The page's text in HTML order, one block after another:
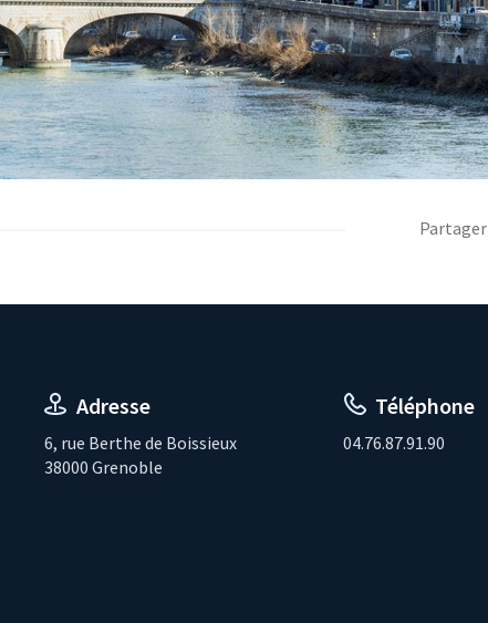
Partager
Adresse
6, rue Berthe de Boissieux
38000 Grenoble
Téléphone
04.76.87.91.90